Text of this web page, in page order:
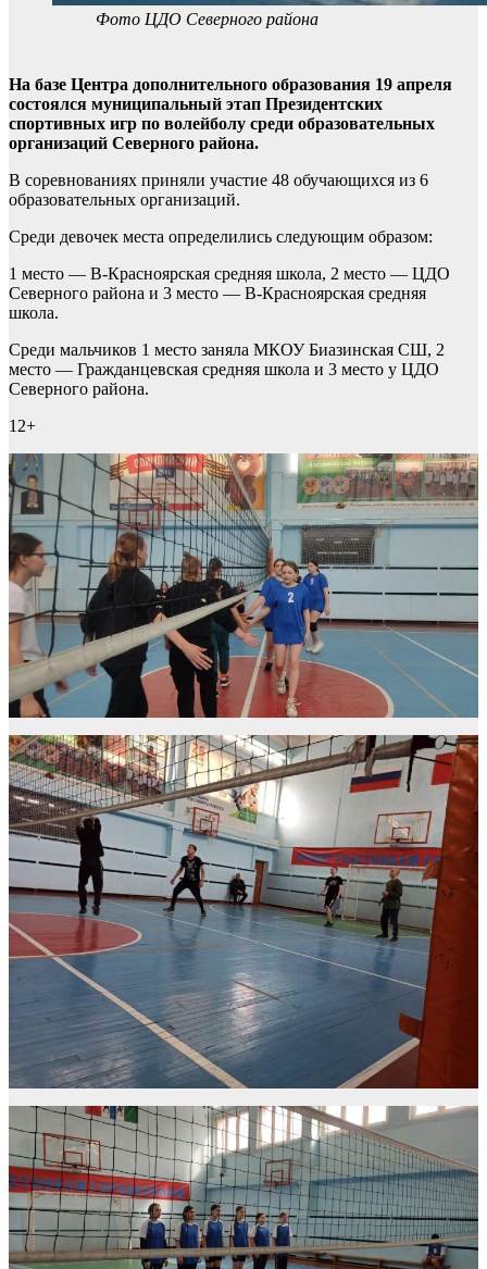
Фото ЦДО Северного района
На базе Центра дополнительного образования 19 апреля
состоялся муниципальный этап Президентских
спортивных игр по волейболу среди образовательных
организаций Северного района.
В соревнованиях приняли участие 48 обучающихся из 6
образовательных организаций.
Среди девочек места определились следующим образом:
1 место — В-Красноярская средняя школа, 2 место — ЦДО
Северного района и 3 место — В-Красноярская средняя
школа.
Среди мальчиков 1 место заняла МКОУ Биазинская СШ, 2
место — Гражданцевская средняя школа и 3 место у ЦДО
Северного района.
12+